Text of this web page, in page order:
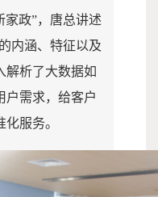
家政”，唐总讲述
内涵、特征以及
解析了大数据如
户需求，给客户
服务。